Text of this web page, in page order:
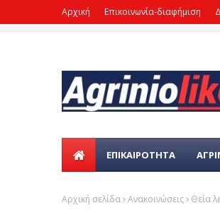
Αρχική Επικοινωνία-διαφήμιση
ΕΠΙΚΑΙΡΌΤΗΤΑ
Αρχική σελίδα Ανακοινώσεις Θεία